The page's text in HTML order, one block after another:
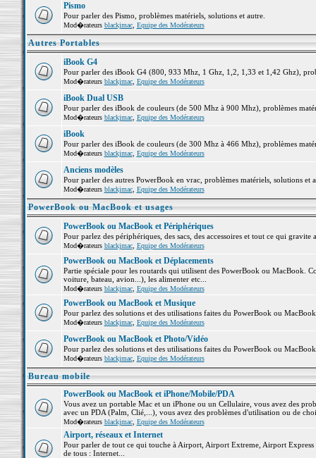
Pismo
Pour parler des Pismo, problèmes matériels, solutions et autre.
Mod�rateurs blackjmac, Equipe des Modérateurs
Autres Portables
iBook G4
Pour parler des iBook G4 (800, 933 Mhz, 1 Ghz, 1,2, 1,33 et 1,42 Ghz),
Mod�rateurs blackjmac, Equipe des Modérateurs
iBook Dual USB
Pour parler des iBook de couleurs (de 500 Mhz à 900 Mhz), problèmes
Mod�rateurs blackjmac, Equipe des Modérateurs
iBook
Pour parler des iBook de couleurs (de 300 Mhz à 466 Mhz), problèmes
Mod�rateurs blackjmac, Equipe des Modérateurs
Anciens modèles
Pour parler des autres PowerBook en vrac, problèmes matériels, solutions et
Mod�rateurs blackjmac, Equipe des Modérateurs
PowerBook ou MacBook et usages
PowerBook ou MacBook et Périphériques
Pour parlez des périphériques, des sacs, des accessoires et tout ce qui
Mod�rateurs blackjmac, Equipe des Modérateurs
PowerBook ou MacBook et Déplacements
Partie spéciale pour les routards qui utilisent des PowerBook ou MacBook.
voiture, bateau, avion...), les alimenter etc...
Mod�rateurs blackjmac, Equipe des Modérateurs
PowerBook ou MacBook et Musique
Pour parlez des solutions et des utilisations faites du PowerBook ou
Mod�rateurs blackjmac, Equipe des Modérateurs
PowerBook ou MacBook et Photo/Vidéo
Pour parlez des solutions et des utilisations faites du PowerBook ou
Mod�rateurs blackjmac, Equipe des Modérateurs
Bureau mobile
PowerBook ou MacBook et iPhone/Mobile/PDA
Vous avez un portable Mac et un iPhone ou un Cellulaire, vous avez des
avec un PDA (Palm, Clié,...), vous avez des problèmes d'utilisation ou de
Mod�rateurs blackjmac, Equipe des Modérateurs
Airport, réseaux et Internet
Pour parler de tout ce qui touche à Airport, Airport Extreme, Airport
de tous : Internet...